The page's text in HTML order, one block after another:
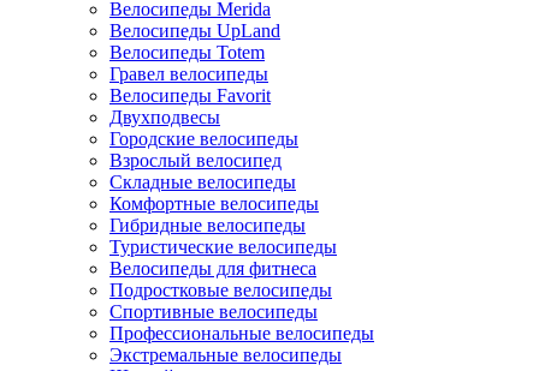
Велосипеды Merida
Велосипеды UpLand
Велосипеды Totem
Гравел велосипеды
Велосипеды Favorit
Двухподвесы
Городские велосипеды
Взрослый велосипед
Складные велосипеды
Комфортные велосипеды
Гибридные велосипеды
Туристические велосипеды
Велосипеды для фитнеса
Подростковые велосипеды
Спортивные велосипеды
Профессиональные велосипеды
Экстремальные велосипеды